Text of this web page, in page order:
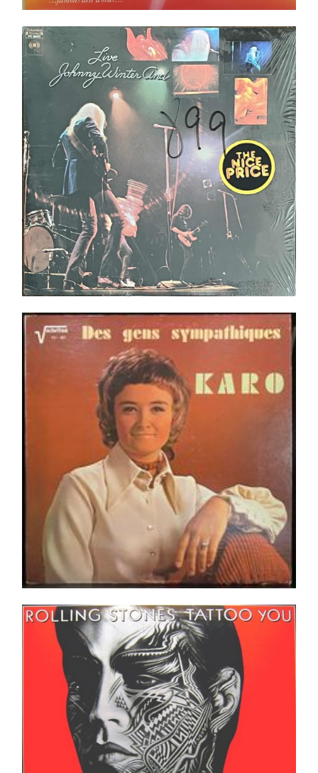
Johnny Winter And ‎– Live LP _ In shrink ! _ Top
Copie _ Pressing US
Ajouter au panier Détails
Karo – Des Gens Sympathiques LP
Ajouter au panier
Rolling Stones – Tattoo You LP _ Pressing Quality
Records _ 1981
Ajouter au panier